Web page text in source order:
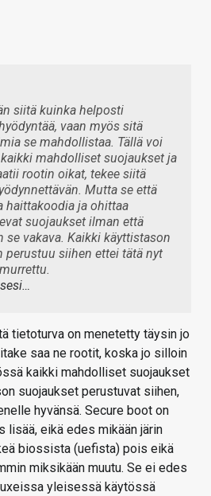
siitä kuinka helposti
vaan myös sitä
se mahdollistaa. Tällä voi
mahdolliset suojaukset ja
rootin oikat, tekee siitä
Mutta se että
haittakoodia ja ohittaa
suojaukset ilman että
se vakava. Kaikki käyttistason
perustuu siihen ettei tätä nyt
tietoturva on menetetty täysin jo
saa ne rootit, koska jo silloin
kaikki mahdolliset suojaukset
suojaukset perustuvat siihen,
hyvänsä. Secure boot on
lisää, eikä edes mikään järin
biossista (uefista) pois eikä
miksikään muutu. Se ei edes
yleisessä käytössä